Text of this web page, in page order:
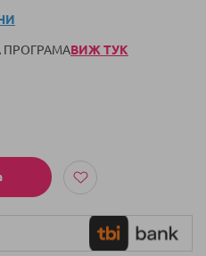
ПРОГРАМАВИЖ ТУК